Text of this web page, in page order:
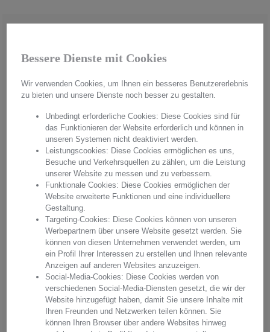
Handmade in Germany
Aus hochwertigstem Kristallglas werden in aufwendiger Handarbeit
"Made in Germany" einzigartige Unikate hergestellt. Mit jedem
Produkt erwerben Sie pures Handwerk in einer einzigartigen Qualität
und einem unvergleichbaren Glanz. Überzeugen Sie sich von
Arnstadt Kristall, überzeugen Sie sich von unserer Qualität.
Arnstadt Kristall GmbH
Anschrift: Bierweg 27, 99310 Arnstadt, Thüringen, Deutschland
E-Mail: verkauf@arnstadtkristall-shop.de
Tel. 0049 (0) 3628 - 66 00 33
Bessere Dienste mit Cookies
Wir verwenden Cookies, um Ihnen ein besseres Benutzererlebnis
zu bieten und unsere Dienste noch besser zu gestalten.
Unbedingt erforderliche Cookies: Diese Cookies sind für
das Funktionieren der Website erforderlich und können in
unseren Systemen nicht deaktiviert werden.
Leistungscookies: Diese Cookies ermöglichen es uns,
Besuche und Verkehrsquellen zu zählen, um die Leistung
unserer Website zu messen und zu verbessern.
Funktionale Cookies: Diese Cookies ermöglichen der
Website erweiterte Funktionen und eine individuellere
Gestaltung.
Targeting-Cookies: Diese Cookies können von unseren
Werbepartnern über unsere Website gesetzt werden. Sie
können von diesen Unternehmen verwendet werden, um
ein Profil Ihrer Interessen zu erstellen und Ihnen relevante
Anzeigen auf anderen Websites anzuzeigen.
Social-Media-Cookies: Diese Cookies werden von
verschiedenen Social-Media-Diensten gesetzt, die wir der
Website hinzugefügt haben, damit Sie unsere Inhalte mit
Ihren Freunden und Netzwerken teilen können. Sie
können Ihren Browser über andere Websites hinweg